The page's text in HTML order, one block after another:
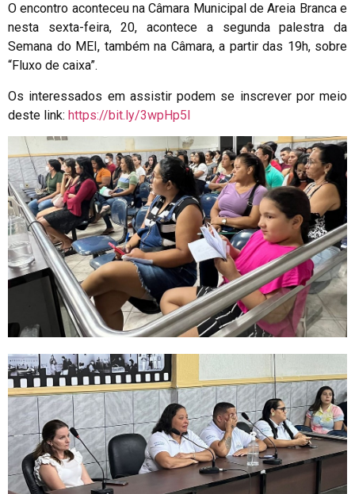
O encontro aconteceu na Câmara Municipal de Areia Branca e
nesta sexta-feira, 20, acontece a segunda palestra da
Semana do MEI, também na Câmara, a partir das 19h, sobre
“Fluxo de caixa”.
Os interessados em assistir podem se inscrever por meio
deste link: https://bit.ly/3wpHp5I